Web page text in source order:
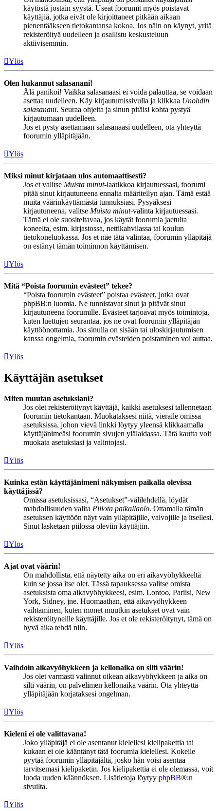
käytöstä jostain syystä. Useat foorumit myös poistavat
käyttäjiä, jotka eivät ole kirjoittaneet pitkään aikaan
pienentääkseen tietokantansa kokoa. Jos näin on käynyt, yritä
rekisteröityä uudelleen ja osallistu keskusteluun
aktiivisemmin.
Ylös
Olen hukannut salasanani!
Älä panikoi! Vaikka salasanaasi ei voida palauttaa, se voidaan
asettaa uudelleen. Käy kirjautumissivulla ja klikkaa Unohdin
salasanani. Seuraa ohjeita ja sinun pitäisi kohta pystyä
kirjautumaan uudelleen.
Jos et pysty asettamaan salasanaasi uudelleen, ota yhteyttä
foorumin ylläpitäjään.
Ylös
Miksi minut kirjataan ulos automaattisesti?
Jos et valitse Muista minut-laatikkoa kirjautuessasi, foorumi
pitää sinut kirjautuneena ennalta määritellyn ajan. Tämä estää
muita väärinkäyttämästä tunnuksiasi. Pysyäksesi
kirjautuneena, valitse Muista minut-valinta kirjautuessasi.
Tämä ei ole suositeltavaa, jos käytät foorumia jaetulta
koneelta, esim. kirjastossa, nettikahvilassa tai koulun
tietokoneluokassa. Jos et näe tätä valintaa, foorumin ylläpitäjä
on estänyt tämän toiminnon käyttämisen.
Ylös
Mitä “Poista foorumin evästeet” tekee?
“Poista foorumin evästeet” poistaa evästeet, jotka ovat
phpBB:n luomia. Ne tunnistavat sinut ja pitävät sinut
kirjautuneena foorumille. Evästeet tarjoavat myös toimintoja,
kuten luettujen seurantaa, jos ne ovat foorumin ylläpitäjän
käyttöönottamia. Jos sinulla on sisään tai uloskirjautumisen
kanssa ongelmia, foorumin evästeiden poistaminen voi auttaa.
Ylös
Käyttäjän asetukset
Miten muutan asetuksiani?
Jos olet rekisteröitynyt käyttäjä, kaikki asetuksesi tallennetaan
foorumin tietokantaan. Muokataksesi niitä, vieraile omissa
asetuksissa, johon vievä linkki löytyy yleensä klikkaamalla
käyttäjänimeäsi foorumin sivujen ylälaidassa. Tätä kautta voit
muokata asetuksiasi ja valintojasi.
Ylös
Kuinka estän käyttäjänimeni näkymisen paikalla olevissa
käyttäjissä?
Omissa asetuksissasi, “Asetukset”-välilehdellä, löydät
mahdollisuuden valita Piilota paikallaolo. Ottamalla tämän
asetuksen käyttöön näyt vain ylläpitäjille, valvojille ja itsellesi.
Sinut lasketaan piilossa oleviin käyttäjiin.
Ylös
Ajat ovat väärin!
On mahdollista, että näytetty aika on eri aikavyöhykkeeltä
kuin se jossa itse olet. Tässä tapauksessa valitse omista
asetuksista oma aikavyöhykkeesi, esim. Lontoo, Pariisi, New
York, Sidney, jne. Huomaathan, että aikavyöhykkeen
vaihtaminen, kuten monet muutkin asetukset ovat vain
rekisteröityneille käyttäjille. Jos et ole rekisteröitynyt, tämä on
hyvä aika tehdä niin.
Ylös
Vaihdoin aikavyöhykkeen ja kellonaika on silti väärin!
Jos olet varmasti valinnut oikean aikavyöhykkeen ja aika on
silti väärin, on palvelimen kellonaika väärin. Ota yhteyttä
ylläpitäjään korjataksesi ongelman.
Ylös
Kieleni ei ole valittavana!
Joko ylläpitäjä ei ole asentanut kielellesi kielipakettia tai
kukaan ei ole kääntänyt tätä foorumia kielellesi. Kokeile
pyytää foorumin ylläpitäjältä, josko hän voisi asentaa
tarvitsemasi kielipaketin. Jos kielipakettia ei ole olemassa, voit
luoda uuden käännöksen. Lisätietoja löytyy phpBB®:n
sivuilta.
Ylös